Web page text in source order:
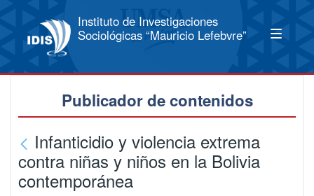
Instituto de Investigaciones
Sociológicas “Mauricio Lefebvre”
Publicador de contenidos
Infanticidio y violencia extrema
contra niñas y niños en la Bolivia
contemporánea